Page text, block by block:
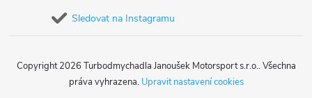
Sledovat na Instagramu
Copyright 2026 Turbodmychadla Janoušek Motorsport s.r.o.. Všechna
práva vyhrazena. Upravit nastavení cookies